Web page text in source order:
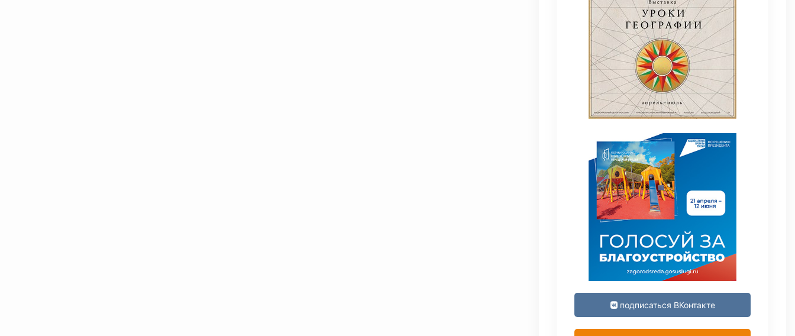
подписаться ВКонтакте